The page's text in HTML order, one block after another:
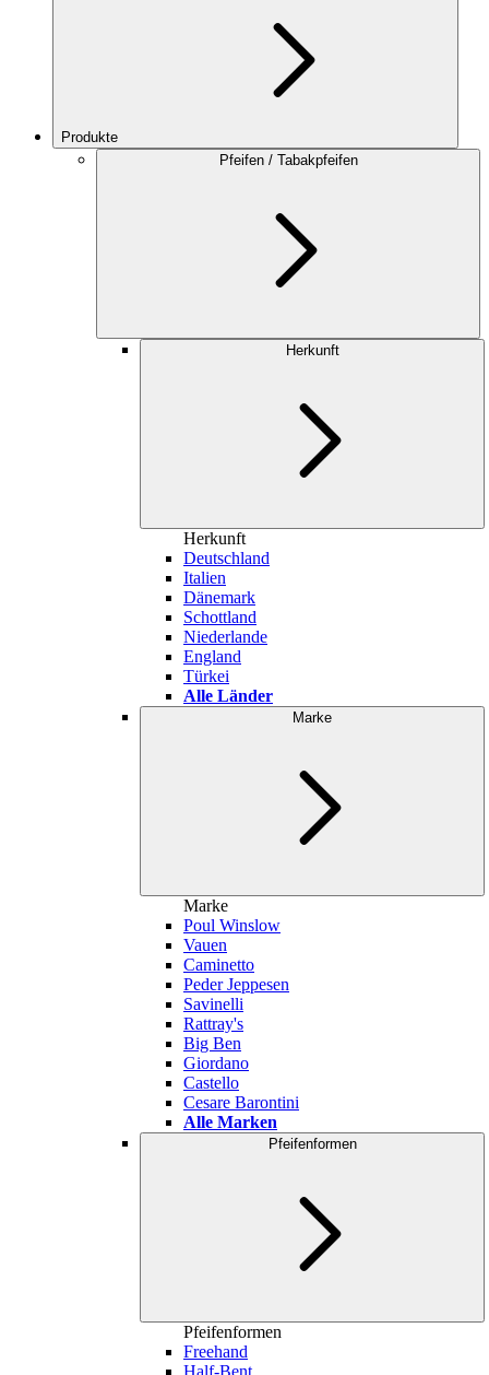
Produkte
Pfeifen / Tabakpfeifen
Herkunft
Herkunft
Deutschland
Italien
Dänemark
Schottland
Niederlande
England
Türkei
Alle Länder
Marke
Marke
Poul Winslow
Vauen
Caminetto
Peder Jeppesen
Savinelli
Rattray's
Big Ben
Giordano
Castello
Cesare Barontini
Alle Marken
Pfeifenformen
Pfeifenformen
Freehand
Half-Bent